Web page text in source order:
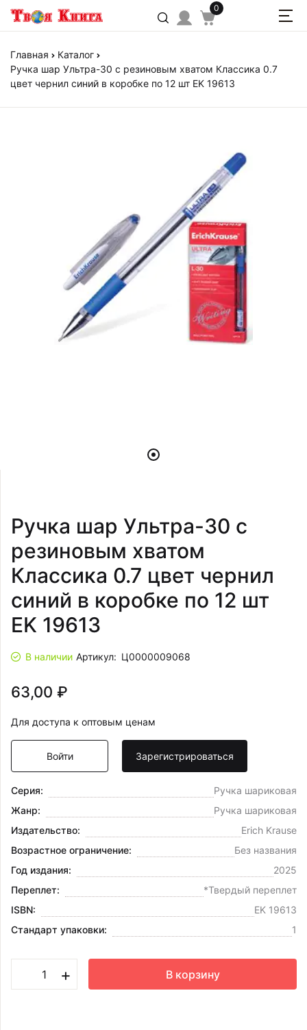
0
Главная
Каталог
Ручка шар Ультра-30 с резиновым хватом Классика 0.7
цвет чернил синий в коробке по 12 шт EK 19613
Ручка шар Ультра-30 с
резиновым хватом
Классика 0.7 цвет чернил
синий в коробке по 12 шт
EK 19613
В наличии Артикул: Ц0000009068
63,00 ₽
Для доступа к оптовым ценам
Войти Зарегистрироваться
Серия:
Ручка шариковая
Жанр:
Ручка шариковая
Издательство:
Erich Krause
Возрастное ограничение:
Без названия
Год издания:
2025
Переплет:
*Твердый переплет
ISBN:
EK 19613
Стандарт упаковки:
1
+ В корзину